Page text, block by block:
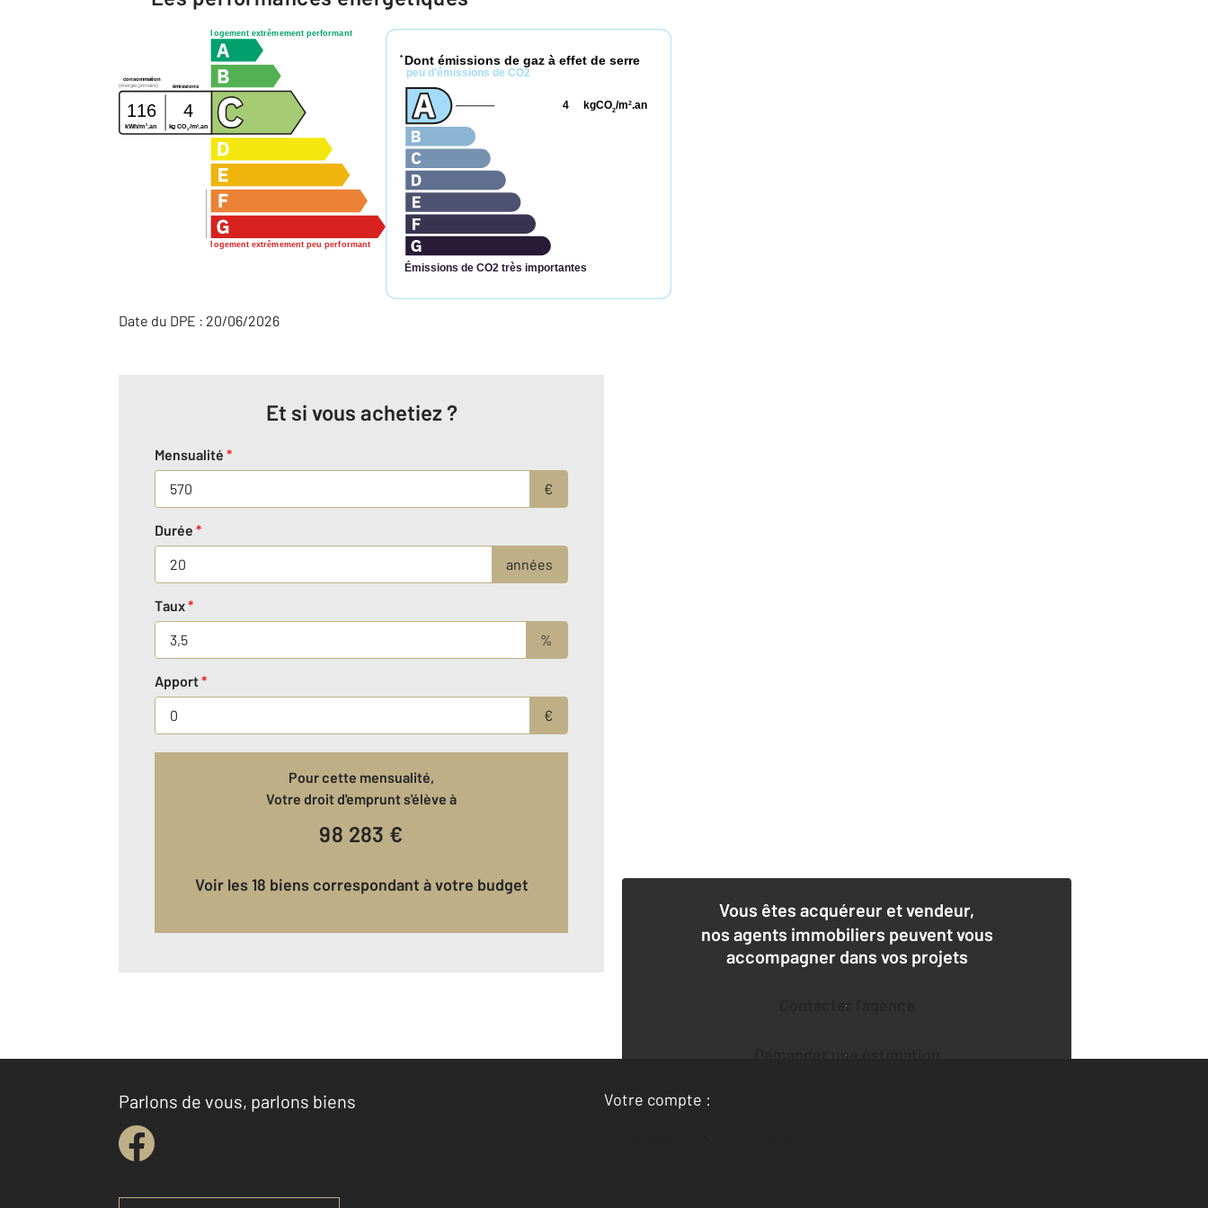
logement extrêmement performant
logement extrêmement peu performant
consommation
émissions
(énergie primaire)
116 4
kWh/m 2 .an kg CO2/m2 .an
* Dont émissions de gaz à effet de serre
peu d'émissions de CO2
Émissions de CO2 très importantes
kgCO2/m2.an
4
Date du DPE : 20/06/2026
Et si vous achetiez ?
Mensualité *
€
Durée *
années
Taux*
%
Apport*
€
Pour cette mensualité,
Votre droit d'emprunt s'élève à
98 283 €
Voir les 18 biens correspondant à votre budget
Vous êtes acquéreur et vendeur,
nos agents immobiliers peuvent vous
accompagner dans vos projets
Contacter l'agence
Demander une estimation
Parlons de vous, parlons biens
Votre compte :
Accéder à mon compte